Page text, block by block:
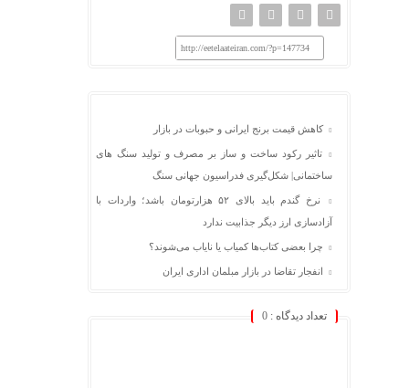
http://eetelaateiran.com/?p=147734
کاهش قیمت برنج ایرانی و حبوبات در بازار
تاثیر رکود ساخت و ساز بر مصرف و تولید سنگ های
ساختمانی| شکل‌گیری فدراسیون جهانی سنگ
نرخ گندم باید بالای ۵۲ هزارتومان باشد؛ واردات با
آزادسازی ارز دیگر جذابیت ندارد
چرا بعضی کتاب‌ها کمیاب یا نایاب می‌شوند؟
انفجار تقاضا در بازار مبلمان اداری ایران
تعداد دیدگاه : 0